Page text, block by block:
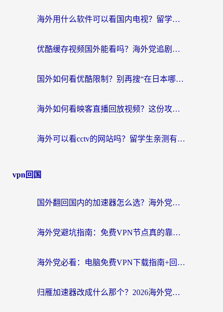
海外用什么软件可以看国内电视？留学生亲测有效的追剧自由指南
优酷缓存视频国外能看吗？海外党追剧看片的终极解决方案来了
国外如何看优酷限制？别再搜“在日本哪个软件可以看中国电视剧”，这篇教你搞定
海外如何看映客直播回放视频？这份攻略帮你搞定（附腾讯优酷观看技巧）
海外可以看cctv的网站吗？留学生亲测有效的回国追剧方案
vpn回国
国外翻回国内的加速器怎么选？海外党亲测实用指南，告别地域限制
海外党避坑指南：免费VPN节点真的靠谱吗？教你选对回国加速器无缝访问国内资源
海外党必看：电脑免费VPN下载指南+回国加速器选择全攻略，告别地区限制
归雁加速器改成什么那个？2026海外党回国加速全攻略：告别地区限制，轻松刷剧玩游戏